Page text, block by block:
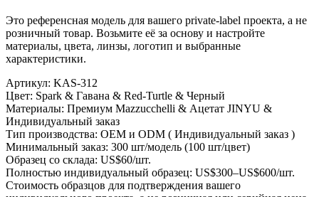
Это референсная модель для вашего private-label проекта, а не
розничный товар. Возьмите её за основу и настройте
материалы, цвета, линзы, логотип и выбранные
характеристики.
Артикул: KAS-312
Цвет: Spark & Гавана & Red-Turtle & Черный
Материалы: Премиум Mazzucchelli & Ацетат JINYU &
Индивидуальный заказ
Тип производства: OEM и ODM ( Индивидуальный заказ )
Минимальный заказ: 300 шт/модель (100 шт/цвет)
Образец со склада: US$60/шт.
Полностью индивидуальный образец: US$300–US$600/шт.
Стоимость образцов для подтверждения вашего